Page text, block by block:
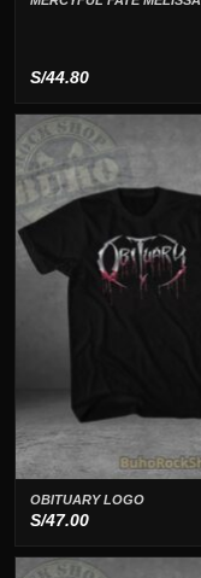
S/44.80
OBITUARY LOGO
S/47.00